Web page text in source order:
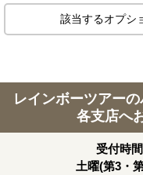
該当するオプシ
レインボーツアー
各支店へ
受付時
土曜(第3・